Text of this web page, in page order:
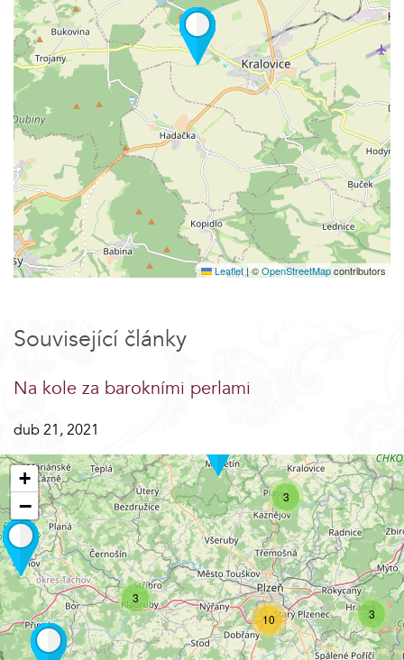
Leaflet|©OpenStreetMapcontributors
Související články
Na kole za barokními perlami
dub 21, 2021
3
3
10
3
+
−